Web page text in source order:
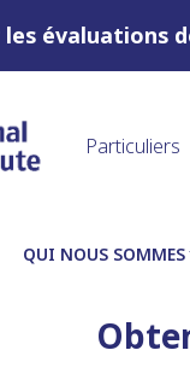
évaluations
Particuliers
QUI NOUS SOMMES